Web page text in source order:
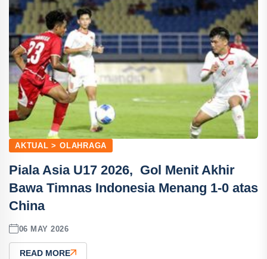
AKTUAL > OLAHRAGA
Piala Asia U17 2026, Gol Menit Akhir
Bawa Timnas Indonesia Menang 1-0 atas
China
06 MAY 2026
READ MORE